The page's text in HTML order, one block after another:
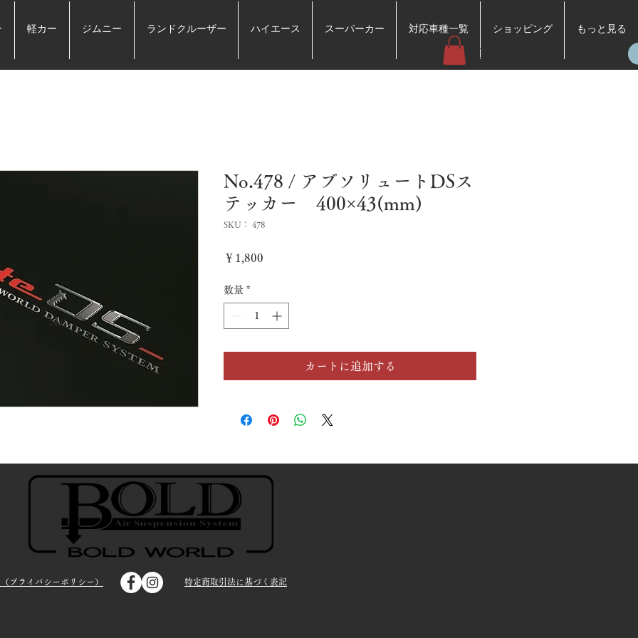
軽カー ジムニー ランドクルーザー ハイエース スーパーカー 対応車種一覧 ショッピング もっと見る
No.478 / アブソリュートDSス
テッカー 400×43(mm)
SKU： 478
￥1,800
数量 *
カートに追加する
No.
プライバシーポリシー） 特定商取引法に基づく表記